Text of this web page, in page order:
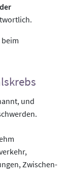
und
Zwischen-